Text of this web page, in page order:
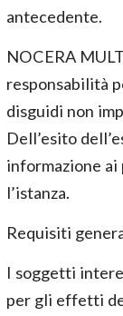
antecedente.
NOCERA
responsabilità
disguidi non
Dell’esito
informazione
l’istanza.
Requisiti
I soggetti
per gli effetti